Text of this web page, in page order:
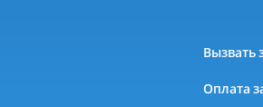
Вызвать
Оплата